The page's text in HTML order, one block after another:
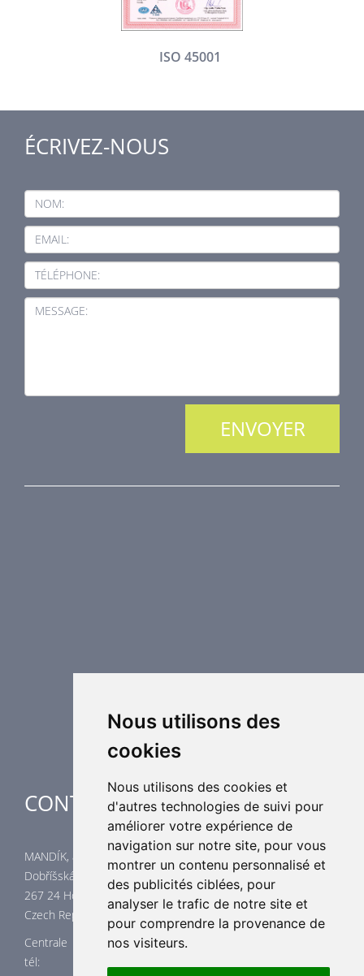
Nous utilisons des
cookies
Nous utilisons des cookies et
d'autres technologies de suivi pour
améliorer votre expérience de
navigation sur notre site, pour vous
montrer un contenu personnalisé et
des publicités ciblées, pour
analyser le trafic de notre site et
pour comprendre la provenance de
nos visiteurs.
ISO 45001
ÉCRIVEZ-NOUS
NOM:
EMAIL:
TÉLÉPHONE:
MESSAGE:
Centrales de traitement d´air
Applications spéciales
CONTACTES
MANDÍK, a.s.
Dobříšská 550
267 24 Hostomice
Czech Republic
Centrale
tél: +420 311 706 706